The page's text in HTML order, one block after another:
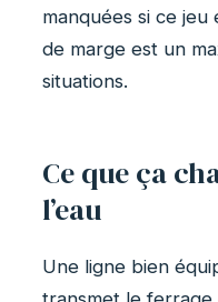
manquées si ce
de marge est un
situations.
Ce que ça
l’eau
Une ligne bien